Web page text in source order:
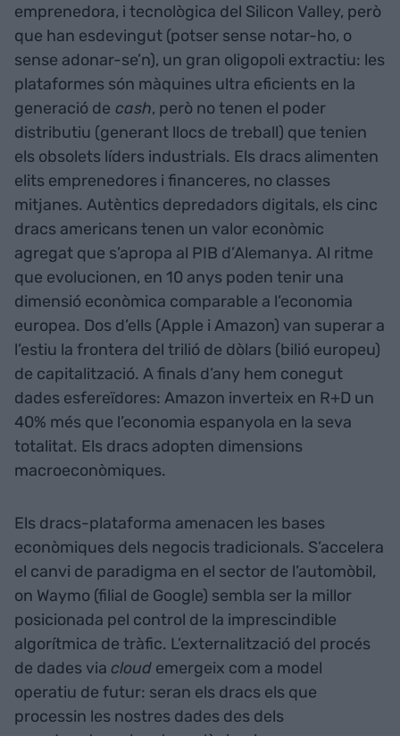
emprenedora, i tecnològica del Silicon Valley, però
que han esdevingut (potser sense notar-ho, o
sense adonar-se’n), un gran oligopoli extractiu: les
plataformes són màquines ultra eficients en la
generació de cash, però no tenen el poder
distributiu (generant llocs de treball) que tenien
els obsolets líders industrials. Els dracs alimenten
elits emprenedores i financeres, no classes
mitjanes. Autèntics depredadors digitals, els cinc
dracs americans tenen un valor econòmic
agregat que s’apropa al PIB d’Alemanya. Al ritme
que evolucionen, en 10 anys poden tenir una
dimensió econòmica comparable a l’economia
europea. Dos d’ells (Apple i Amazon) van superar a
l’estiu la frontera del trilió de dòlars (bilió europeu)
de capitalització. A finals d’any hem conegut
dades esfereïdores: Amazon inverteix en R+D un
40% més que l’economia espanyola en la seva
totalitat. Els dracs adopten dimensions
macroeconòmiques.
Els dracs-plataforma amenacen les bases
econòmiques dels negocis tradicionals. S’accelera
el canvi de paradigma en el sector de l’automòbil,
on Waymo (filial de Google) sembla ser la millor
posicionada pel control de la imprescindible
algorítmica de tràfic. L’externalització del procés
de dades via cloud emergeix com a model
operatiu de futur: seran els dracs els que
processin les nostres dades des dels
seusheadquarterstecnològics, i ens